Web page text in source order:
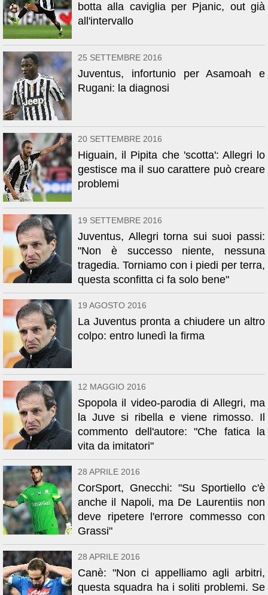
botta alla caviglia per Pjanic, out già
all'intervallo
25 SETTEMBRE 2016
Juventus, infortunio per Asamoah e
Rugani: la diagnosi
20 SETTEMBRE 2016
Higuain, il Pipita che 'scotta': Allegri lo
gestisce ma il suo carattere può creare
problemi
19 SETTEMBRE 2016
Juventus, Allegri torna sui suoi passi:
"Non è successo niente, nessuna
tragedia. Torniamo con i piedi per terra,
questa sconfitta ci fa solo bene"
19 AGOSTO 2016
La Juventus pronta a chiudere un altro
colpo: entro lunedì la firma
12 MAGGIO 2016
Spopola il video-parodia di Allegri, ma
la Juve si ribella e viene rimosso. Il
commento dell'autore: "Che fatica la
vita da imitatori"
28 APRILE 2016
CorSport, Gnecchi: "Su Sportiello c'è
anche il Napoli, ma De Laurentiis non
deve ripetere l'errore commesso con
Grassi"
28 APRILE 2016
Canè: "Non ci appelliamo agli arbitri,
questa squadra ha i soliti problemi. Se